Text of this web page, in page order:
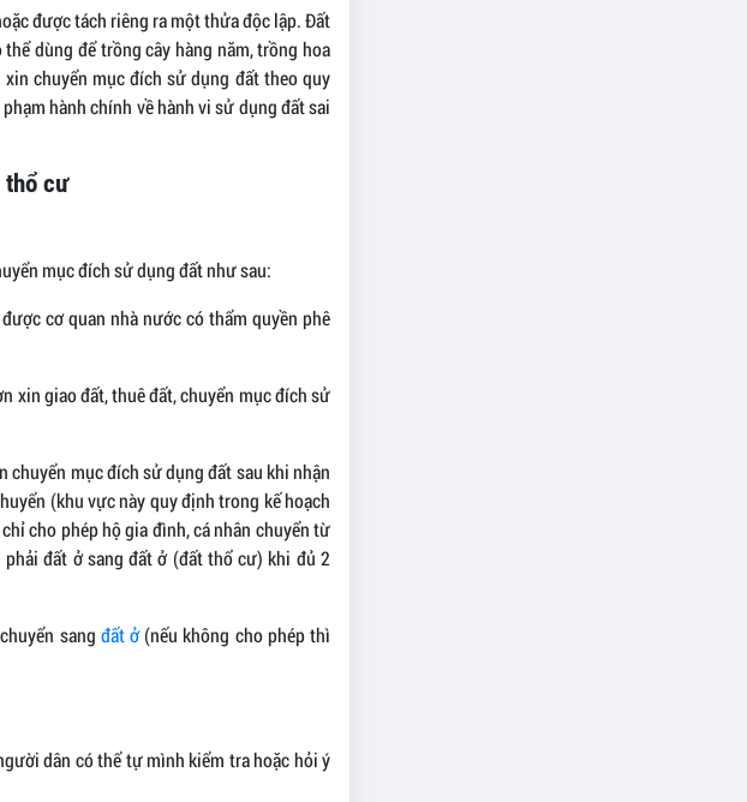
được tách riêng ra một thửa độc lập. Đất
dùng để trồng cây hàng năm, trồng hoa
chuyển mục đích sử dụng đất theo quy
hành chính về hành vi sử dụng đất sai
thổ cư
mục đích sử dụng đất như sau:
cơ quan nhà nước có thẩm quyền phê
xin giao đất, thuê đất, chuyển mục đích sử
chuyển mục đích sử dụng đất sau khi nhận
(khu vực này quy định trong kế hoạch
cho phép hộ gia đình, cá nhân chuyển từ
đất ở sang đất ở (đất thổ cư) khi đủ 2
sang đất ở(nếu không cho phép thì
dân có thể tự mình kiểm tra hoặc hỏi ý